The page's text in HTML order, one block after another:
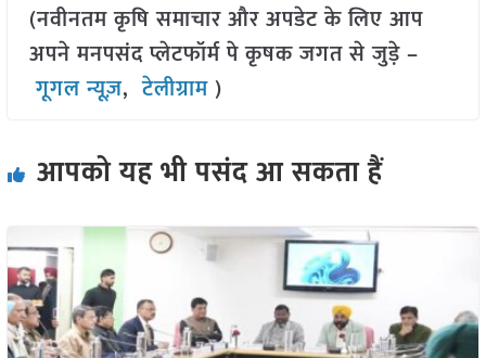
(नवीनतम कृषि समाचार और अपडेट के लिए आप
अपने मनपसंद प्लेटफॉर्म पे कृषक जगत से जुड़े –
गूगल न्यूज़,टेलीग्राम )
आपको यह भी पसंद आ सकता हैं